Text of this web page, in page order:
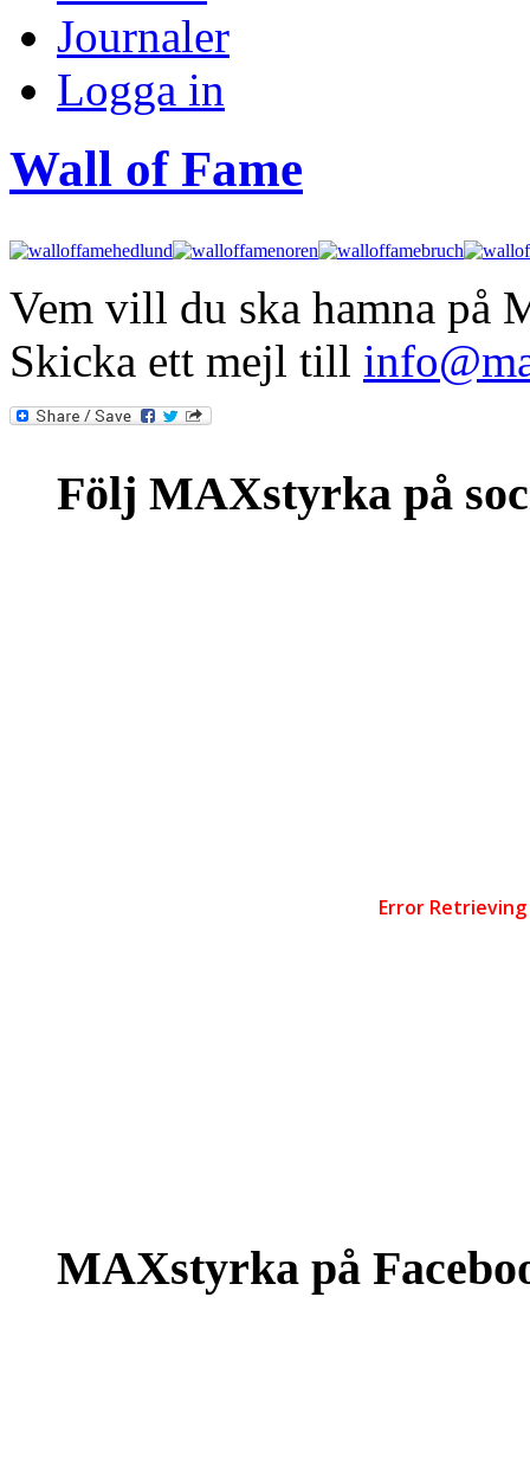
Journaler
Logga in
Wall of Fame
Vem vill du ska hamna på
Skicka ett mejl till
Följ MAXstyrka på
MAXstyrka på